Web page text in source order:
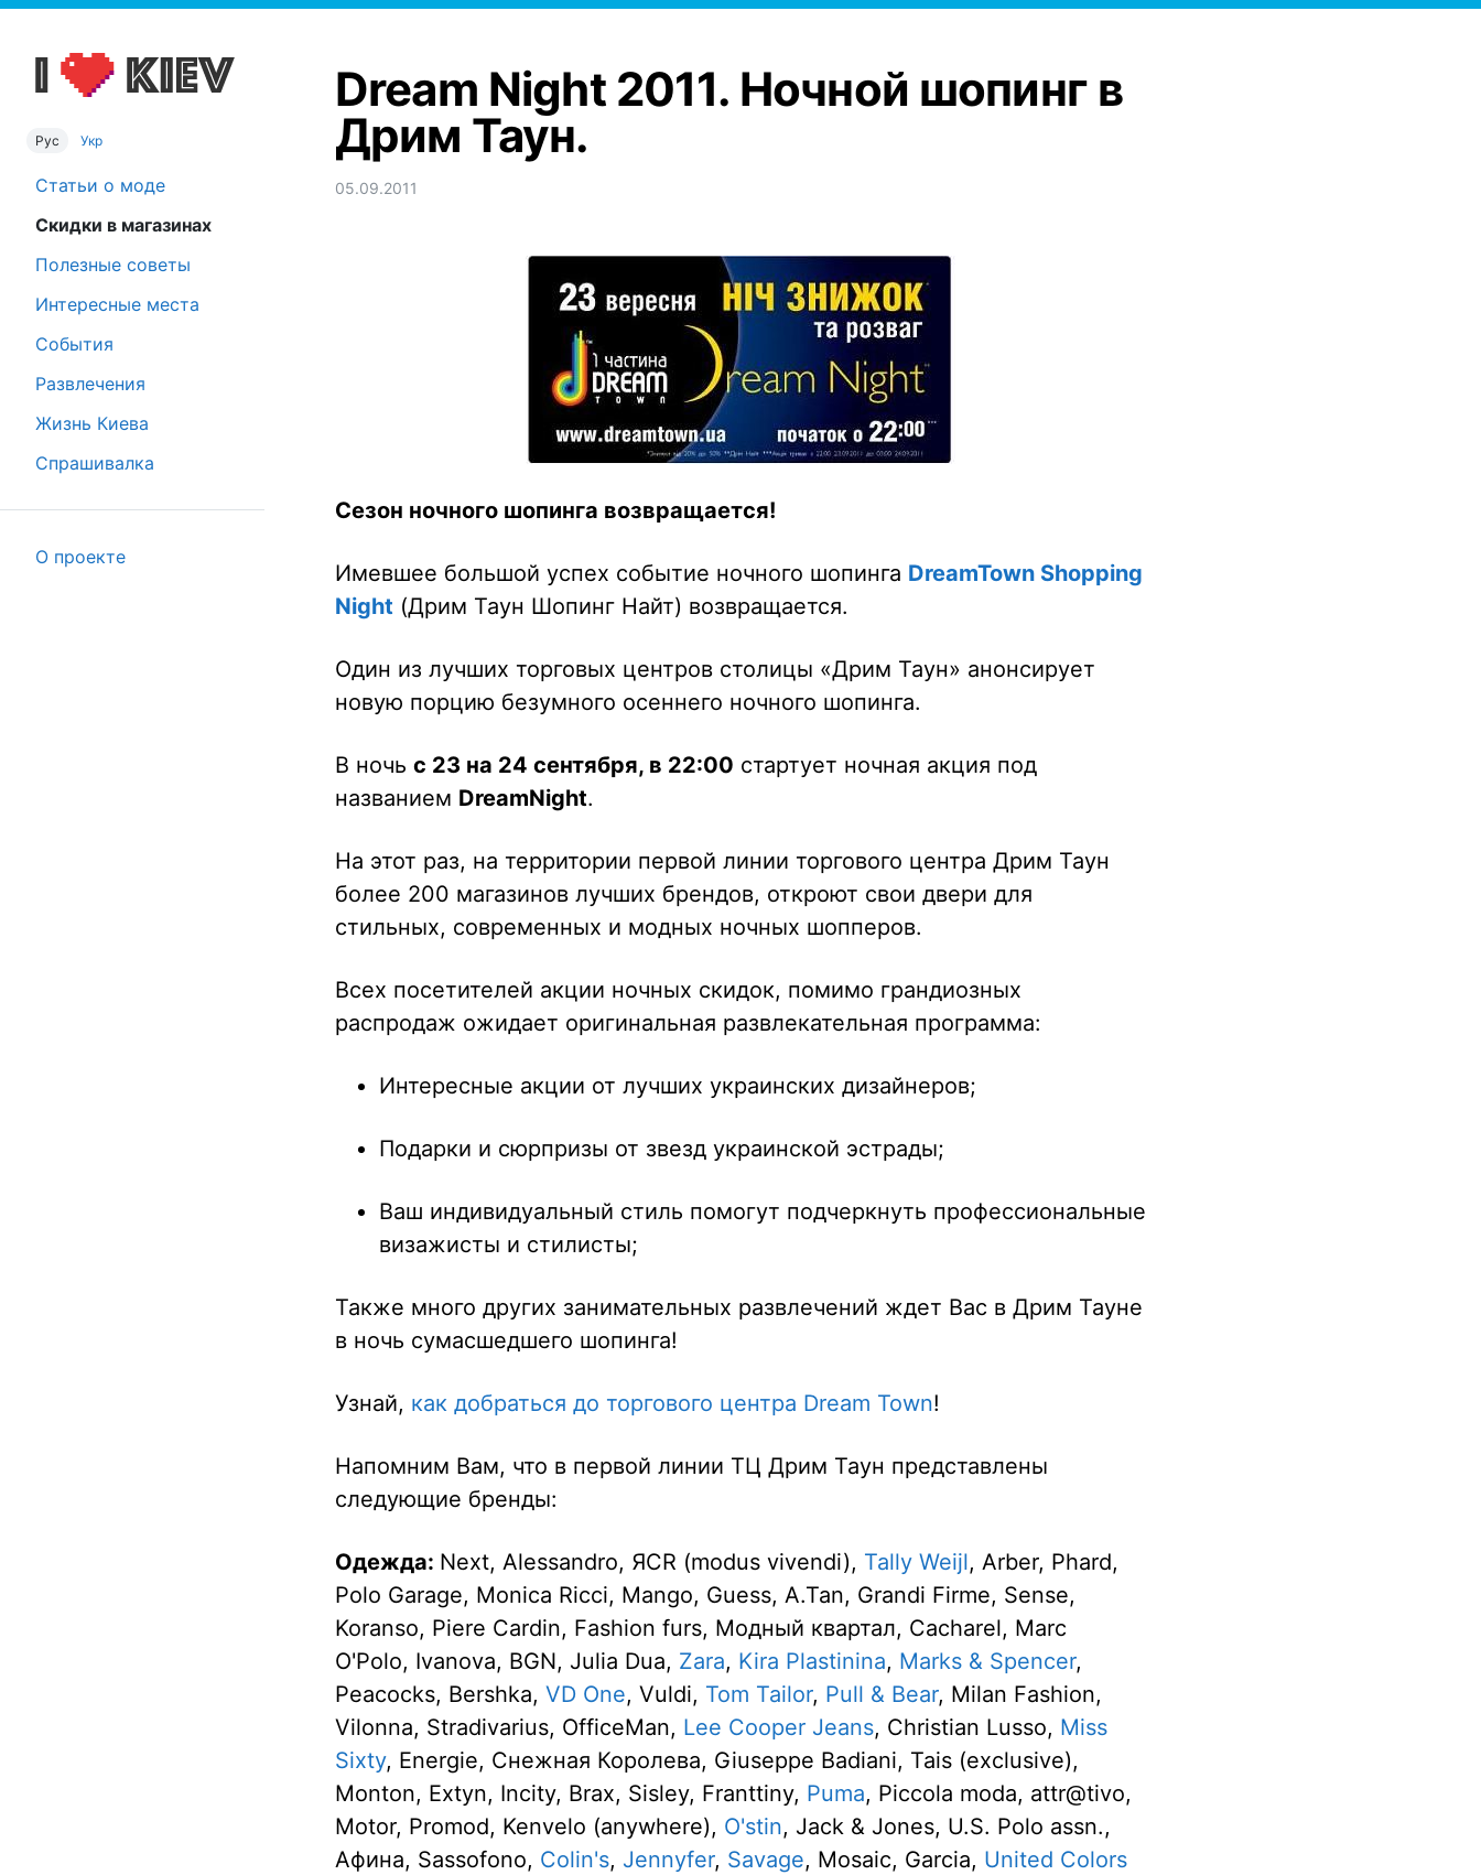
Рус Укр
Статьи о моде
Скидки в магазинах
Полезные советы
Интересные места
События
Развлечения
Жизнь Киева
Спрашивалка
О проекте
Dream Night 2011. Ночной шопинг в
Дрим Таун.
05.09.2011
Сезон ночного шопинга возвращается!
Имевшее большой успех событие ночного шопинга DreamTown Shopping
Night (Дрим Таун Шопинг Найт) возвращается.
Один из лучших торговых центров столицы «Дрим Таун» анонсирует
новую порцию безумного осеннего ночного шопинга.
В ночь с 23 на 24 сентября, в 22:00 стартует ночная акция под
названием DreamNight.
На этот раз, на территории первой линии торгового центра Дрим Таун
более 200 магазинов лучших брендов, откроют свои двери для
стильных, современных и модных ночных шопперов.
Всех посетителей акции ночных скидок, помимо грандиозных
распродаж ожидает оригинальная развлекательная программа:
Интересные акции от лучших украинских дизайнеров;
Подарки и сюрпризы от звезд украинской эстрады;
Ваш индивидуальный стиль помогут подчеркнуть профессиональные
визажисты и стилисты;
Также много других занимательных развлечений ждет Вас в Дрим Тауне
в ночь сумасшедшего шопинга!
Узнай, как добраться до торгового центра Dream Town!
Напомним Вам, что в первой линии ТЦ Дрим Таун представлены
следующие бренды:
Одежда: Next, Alessandro, ЯCR (modus vivendi), Tally Weijl, Arber, Phard,
Polo Garage, Monica Ricci, Mango, Guess, A.Tan, Grandi Firme, Sense,
Koranso, Piere Cardin, Fashion furs, Модный квартал, Cacharel, Marc
O'Polo, Ivanova, BGN, Julia Dua, Zara, Kira Plastinina, Marks & Spencer,
Peacocks, Bershka, VD One, Vuldi, Tom Tailor, Pull & Bear, Milan Fashion,
Vilonna, Stradivarius, OfficeMan, Lee Cooper Jeans, Christian Lusso, Miss
Sixty, Energie, Снежная Королева, Giuseppe Badiani, Tais (exclusive),
Monton, Extyn, Incity, Brax, Sisley, Franttiny, Puma, Piccola moda, attr@tivo,
Motor, Promod, Kenvelo (anywhere), O'stin, Jack & Jones, U.S. Polo assn.,
Афина, Sassofono, Colin's, Jennyfer, Savage, Mosaic, Garcia, United Colors